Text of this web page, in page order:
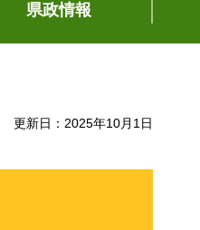
県政情報
更新日：2025年10月1日